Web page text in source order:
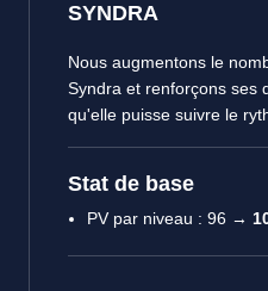
SYNDRA
Nous augmentons le
Syndra et renforçons ses
qu'elle puisse suivre le
Stat de base
PV par niveau : 96 →